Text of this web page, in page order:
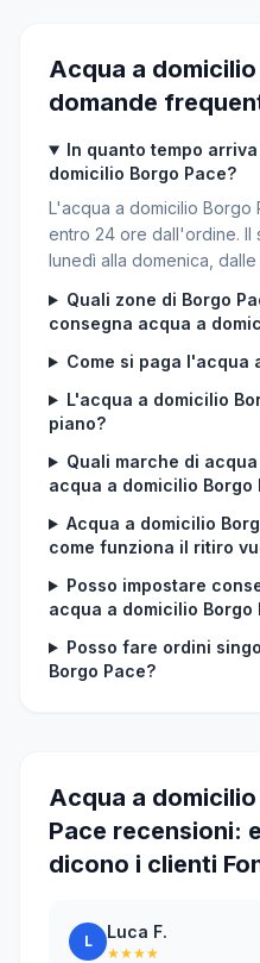
Acqua a
domande
In quanto tempo
domicilio Borgo Pace?
L'acqua a domicilio Borgo
entro 24 ore dall'ordine. Il
lunedì alla domenica,
Quali zone di Borgo
consegna acqua a
Come si paga l'acqua
L'acqua a domicilio
piano?
Quali marche di
acqua a domicilio Borgo
Acqua a domicilio
come funziona il ritiro
Posso impostare
acqua a domicilio Borgo
Posso fare ordini
Borgo Pace?
Acqua a
Pace recensioni:
dicono i clienti
L Luca F.
★★★★